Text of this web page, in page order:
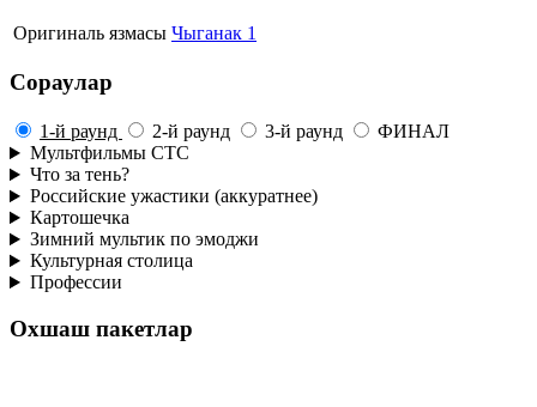
Оригиналь язмасы Чыганак 1
Сораулар
1-й раунд 2-й раунд 3-й раунд
ФИНАЛ
Мультфильмы СТС
Что за тень?
Российские ужастики (аккуратнее)
Картошечка
Зимний мультик по эмоджи
Культурная столица
Профессии
Охшаш пакетлар